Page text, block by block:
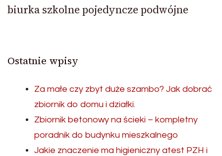
biurka szkolne pojedyncze podwójne
Ostatnie wpisy
Za małe czy zbyt duże szambo? Jak dobrać
zbiornik do domu i działki.
Zbiornik betonowy na ścieki – kompletny
poradnik do budynku mieszkalnego
Jakie znaczenie ma higieniczny atest PZH i